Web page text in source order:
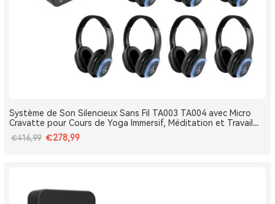
Système de Son Silencieux Sans Fil TA003 TA004 avec Micro
Cravatte pour Cours de Yoga Immersif, Méditation et Travail
Respiratoire
€416,99 €278,99